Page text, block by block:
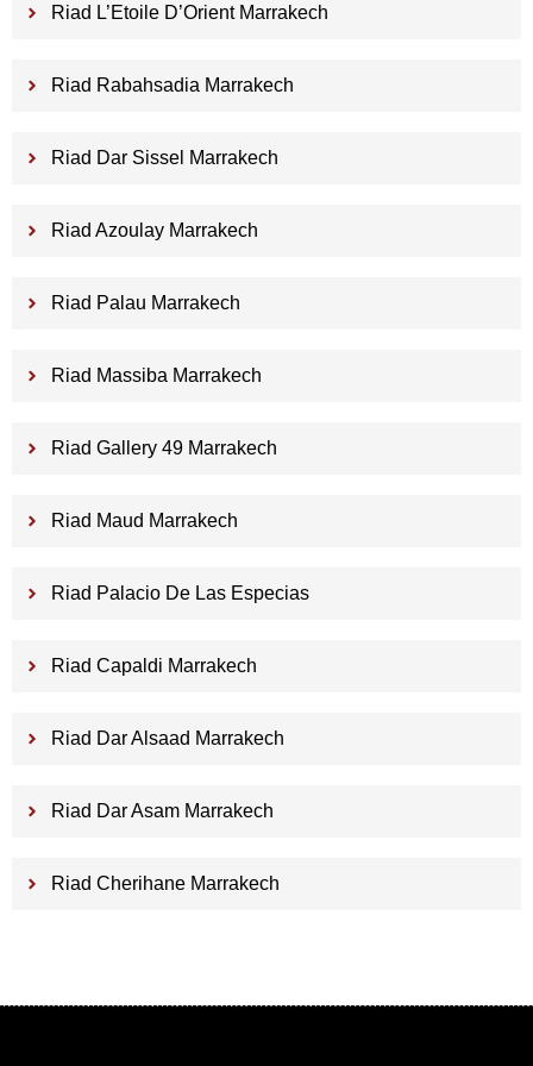
Riad L’Etoile D’Orient Marrakech
Riad Rabahsadia Marrakech
Riad Dar Sissel Marrakech
Riad Azoulay Marrakech
Riad Palau Marrakech
Riad Massiba Marrakech
Riad Gallery 49 Marrakech
Riad Maud Marrakech
Riad Palacio De Las Especias
Riad Capaldi Marrakech
Riad Dar Alsaad Marrakech
Riad Dar Asam Marrakech
Riad Cherihane Marrakech